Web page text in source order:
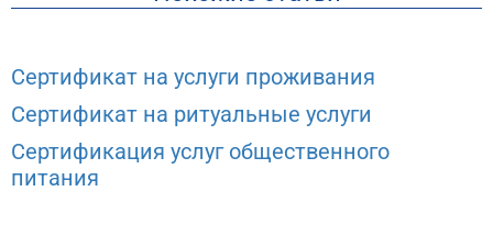
Сертификат на услуги проживания
Сертификат на ритуальные услуги
Сертификация услуг общественного
питания